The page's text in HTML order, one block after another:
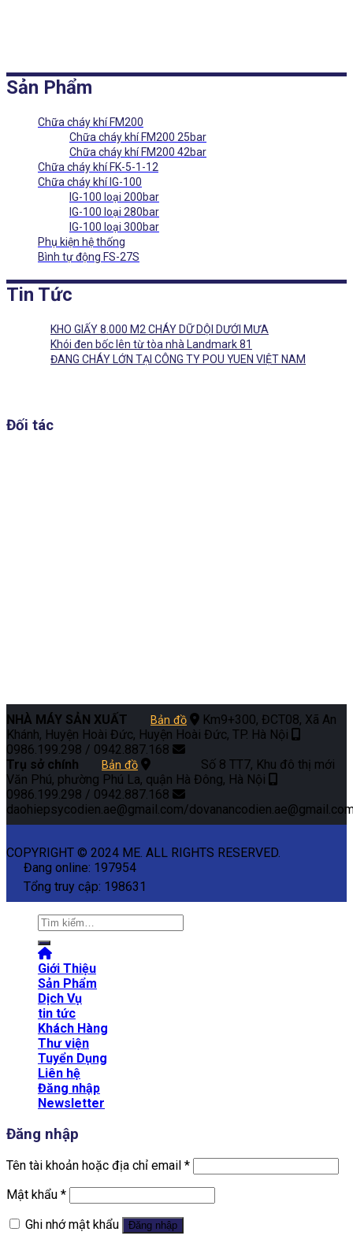
Sản Phẩm
Chữa cháy khí FM200
Chữa cháy khí FM200 25bar
Chữa cháy khí FM200 42bar
Chữa cháy khí FK-5-1-12
Chữa cháy khí IG-100
IG-100 loại 200bar
IG-100 loại 280bar
IG-100 loại 300bar
Phụ kiện hệ thống
Bình tự động FS-27S
Tin Tức
KHO GIẤY 8.000 M2 CHÁY DỮ DỘI DƯỚI MƯA
Khói đen bốc lên từ tòa nhà Landmark 81
ĐANG CHÁY LỚN TẠI CÔNG TY POU YUEN VIỆT NAM
Đối tác
NHÀ MÁY SẢN XUẤT Bản đồ
Km9+300, ĐCT08, Xã An
Khánh, Huyện Hoài Đức, Huyện Hoài Đức, TP. Hà Nội
0986.199.298 / 0942.887.168
Trụ sở chính
Bản đồ
Số 8 TT7, Khu đô thị mới
Văn Phú, phường Phú La, quận Hà Đông, Hà Nội
0986.199.298 / 0942.887.168
daohiepsycodien.ae@gmail.com/
COPYRIGHT © 2024 ME. ALL RIGHTS RESERVED.
Đang online: 197954
Tổng truy cập: 198631
Tìm
Giới Thiệu
Sản Phẩm
Dịch Vụ
tin tức
Khách Hàng
Thư viện
Tuyển Dụng
Liên hệ
Đăng nhập
Newsletter
Đăng nhập
Tên tài khoản hoặc địa chỉ email *
Mật khẩu *
Ghi nhớ mật khẩu
Đăng nhập